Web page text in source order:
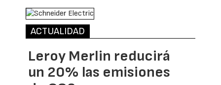
ACTUALIDAD
Leroy Merlin reducirá
un 20% las emisiones